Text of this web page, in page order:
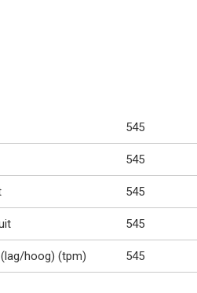
545
545
545
545
hoog) (tpm) 545